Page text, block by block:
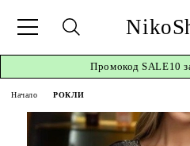
ПромокодSALE10
Начало РОКЛИ